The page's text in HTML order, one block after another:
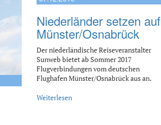
Niederländer setzen auf
Münster/Osnabrück
Der niederländische Reiseveranstalter
Sunweb bietet ab Sommer 2017
Flugverbindungen vom deutschen
Flughafen Münster/Osnabrück aus an.
Weiterlesen